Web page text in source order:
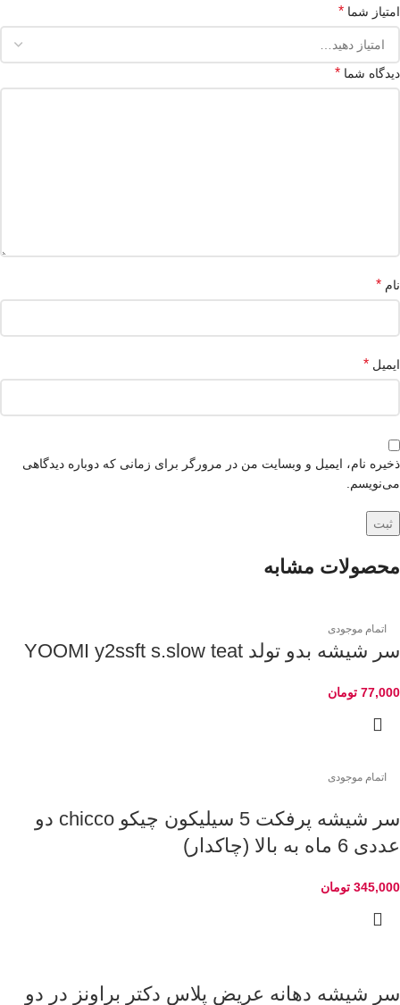
امتیاز شما *
دیدگاه شما *
نام *
ایمیل *
ذخیره نام، ایمیل و وبسایت من در مرورگر برای زمانی که دوباره دیدگاهی
می‌نویسم.
محصولات مشابه
اتمام موجودی
سر شیشه بدو تولد YOOMI y2ssft s.slow teat
77,000 تومان
اتمام موجودی
سر شیشه پرفکت 5 سیلیکون چیکو chicco دو
عددی 6 ماه به بالا (چاکدار)
345,000 تومان
سر شیشه دهانه عریض پلاس دکتر براونز در دو